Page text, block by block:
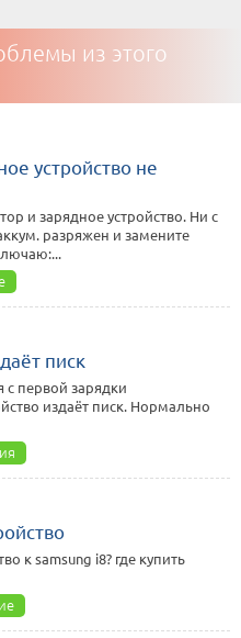
из этого
устройство не
и зарядное устройство. Ни с
разряжен и замените
писк
с первой зарядки
издаёт писк. Нормально
к samsung i8? где купить